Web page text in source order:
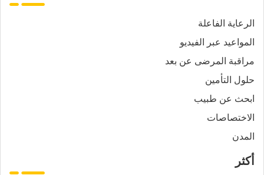
الرعاية الفاعلة
المواعيد عبر الفيديو
مراقبة المرضى عن بعد
حلول التأمين
ابحث عن طبيب
الاختصاصات
المدن
أكثر